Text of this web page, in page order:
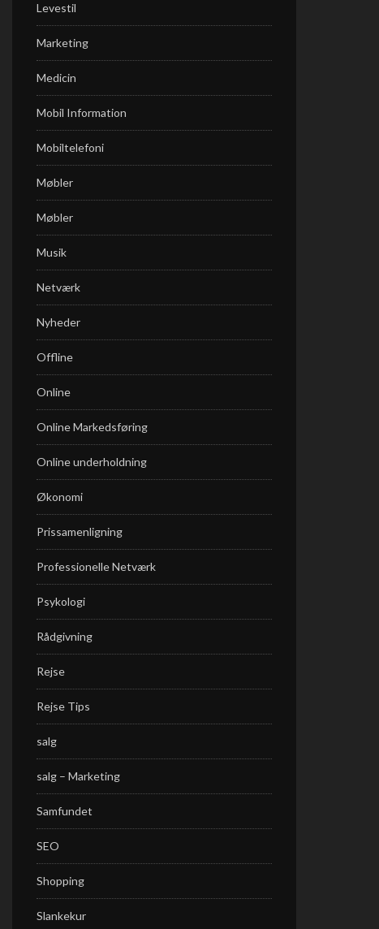
Levestil
Marketing
Medicin
Mobil Information
Mobiltelefoni
Møbler
Møbler
Musik
Netværk
Nyheder
Offline
Online
Online Markedsføring
Online underholdning
Økonomi
Prissamenligning
Professionelle Netværk
Psykologi
Rådgivning
Rejse
Rejse Tips
salg
salg – Marketing
Samfundet
SEO
Shopping
Slankekur